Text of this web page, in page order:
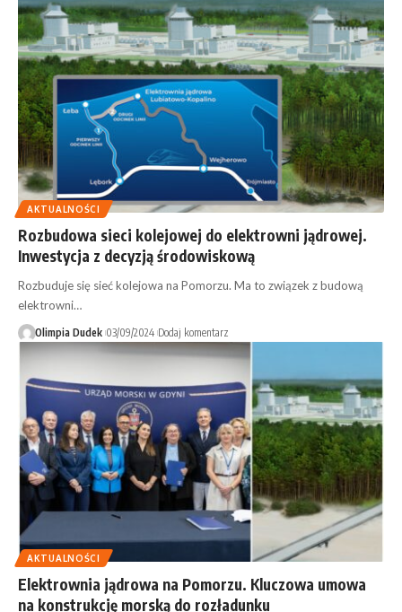
AKTUALNOŚCI
Rozbudowa sieci kolejowej do elektrowni jądrowej.
Inwestycja z decyzją środowiskową
Rozbuduje się sieć kolejowa na Pomorzu. Ma to związek z budową
elektrowni…
Olimpia Dudek 03/09/2024 Dodaj komentarz
AKTUALNOŚCI
Elektrownia jądrowa na Pomorzu. Kluczowa umowa
na konstrukcję morską do rozładunku